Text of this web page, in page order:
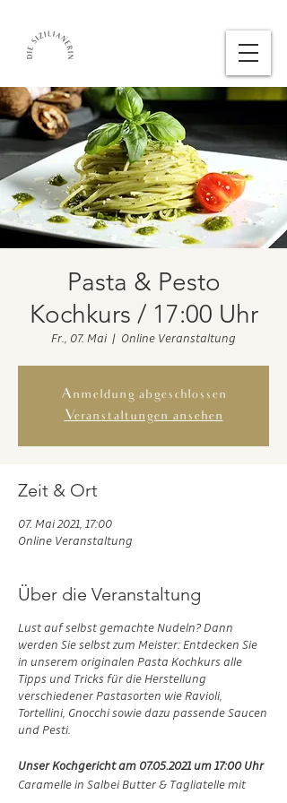
Pasta & Pesto
Kochkurs / 17:00 Uhr
Fr., 07. Mai
  |
Online Veranstaltung
Anmeldung abgeschlossen
Veranstaltungen ansehen
Zeit & Ort
07. Mai 2021, 17:00
Online Veranstaltung
Über die Veranstaltung
Lust auf selbst gemachte Nudeln? Dann
werden Sie selbst zum Meister: Entdecken Sie
in unserem originalen Pasta Kochkurs alle
Tipps und Tricks für die Herstellung
verschiedener Pastasorten wie Ravioli,
Tortellini, Gnocchi sowie dazu passende Saucen
und Pesti.
Unser Kochgericht am 07.05.2021 um 17:00 Uhr
Caramelle in Salbei Butter & Tagliatelle mit